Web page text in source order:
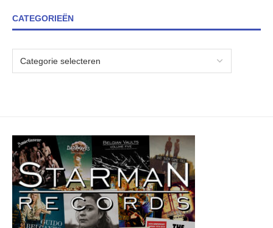
CATEGORIEËN